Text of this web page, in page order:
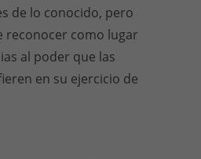
de lo conocido, pero
reconocer como lugar
al poder que las
en su ejercicio de